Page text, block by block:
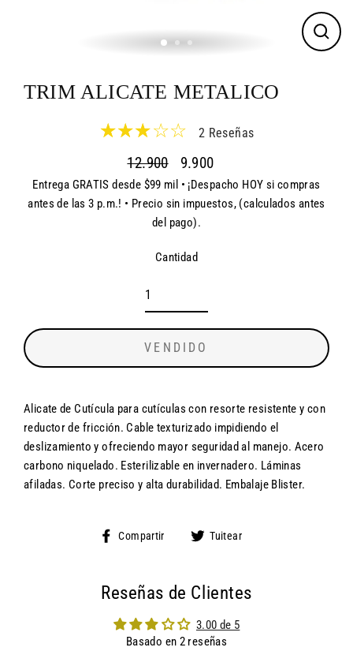
TRIM ALICATE METALICO
2 Reseñas
Precio
habitual
12.900
Precio
de
9.900
Entrega GRATIS desde $99 mil • ¡Despacho HOY si compras
antes de las 3 p.m.! • Precio sin impuestos, (calculados antes
del pago).
Cantidad
VENDIDO
Alicate de Cutícula para cutículas con resorte resistente y con
reductor de fricción. Cable texturizado impidiendo el
deslizamiento y ofreciendo mayor seguridad al manejo. Acero
carbono niquelado. Esterilizable en invernadero. Láminas
afiladas. Corte preciso y alta durabilidad. Embalaje Blister.
Compartir
CompartirTuitear
Reseñas de Clientes
3.00 de 5
Basado en 2 reseñas